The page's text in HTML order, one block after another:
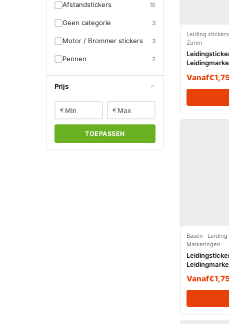
Afstandstickers 10
Geen categorie 3
Motor / Brommer stickers 3
Pennen 2
Prijs
€ €
TOEPASSEN
Leiding
Zuren
Vanaf€
Basen ·
Markeringen
Vanaf€